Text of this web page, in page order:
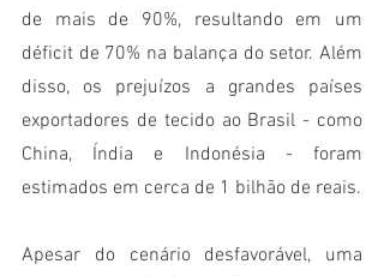
de mais de 90%, resultando em um
déficit de 70% na balança do setor. Além
disso, os prejuízos a grandes países
exportadores de tecido ao Brasil - como
China, Índia e Indonésia - foram
estimados em cerca de 1 bilhão de reais.
Apesar do cenário desfavorável, uma